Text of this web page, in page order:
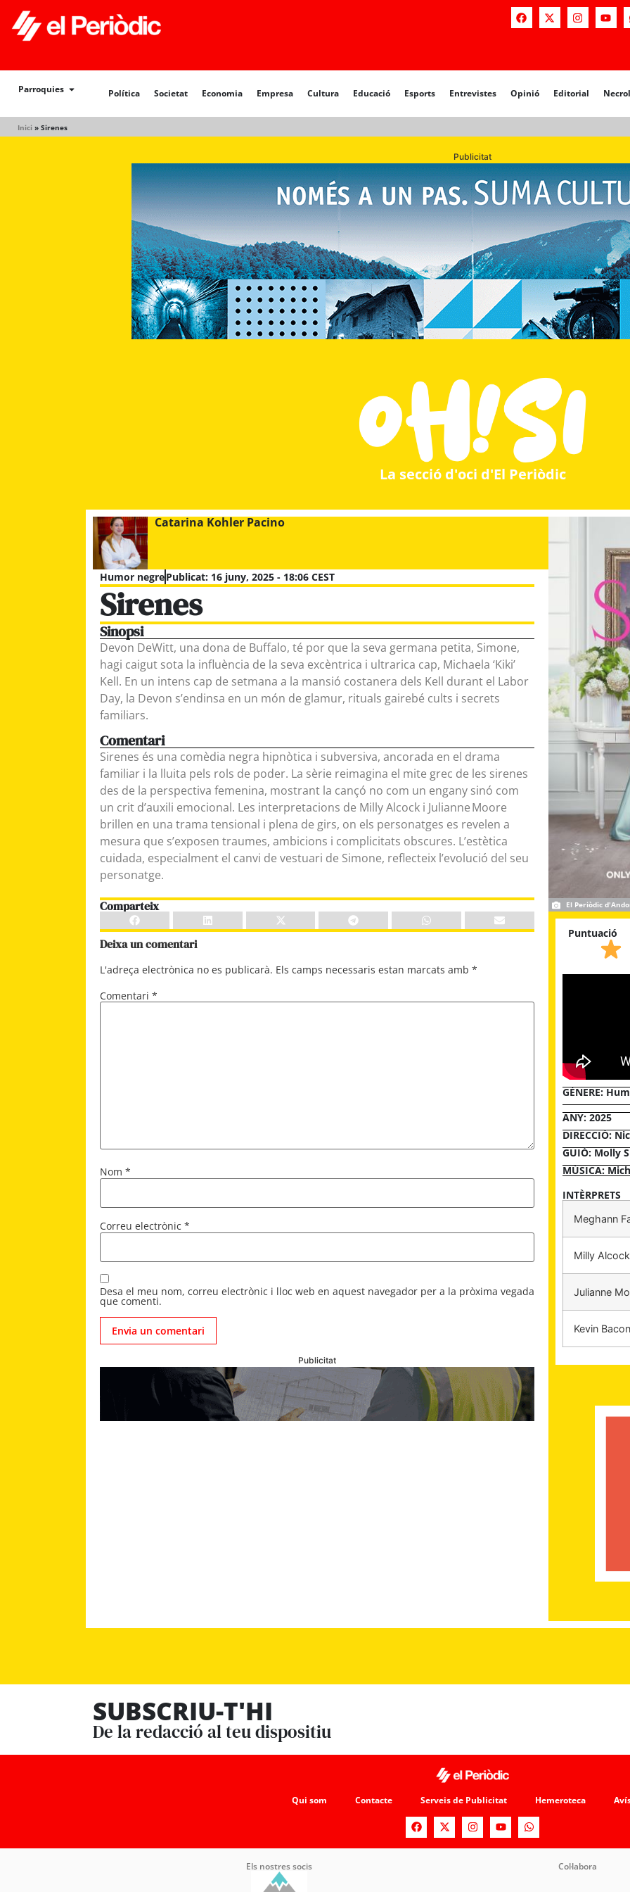
Parroquies Política Societat Economia Empresa Cultura Educació Esports Entrevistes Opinió Editorial
Inici » Sirenes
Política Societat Opinió Editorial
Publicitat
La secció d'oci d'El Periòdic
Catarina Kohler Pacino
Humor negrePublicat: 16 juny, 2025 - 18:06 CEST
Sirenes
Sinopsi
Devon DeWitt, una dona de Buffalo, té por que la seva germana petita, Simone,
hagi caigut sota la influència de la seva excèntrica i ultrarica cap, Michaela ‘Kiki’
Kell. En un intens cap de setmana a la mansió costanera dels Kell durant el Labor
Day, la Devon s’endinsa en un món de glamur, rituals gairebé cults i secrets
familiars.
Comentari
Sirenes és una comèdia negra hipnòtica i subversiva, ancorada en el drama
familiar i la lluita pels rols de poder. La sèrie reimagina el mite grec de les sirenes
des de la perspectiva femenina, mostrant la cançó no com un engany sinó com
un crit d’auxili emocional. Les interpretacions de Milly Alcock i Julianne Moore
brillen en una trama tensional i plena de girs, on els personatges es revelen a
mesura que s’exposen traumes, ambicions i complicitats obscures. L’estètica
cuidada, especialment el canvi de vestuari de Simone, reflecteix l’evolució del seu
personatge.
Comparteix
Deixa un comentari
L'adreça electrònica no es publicarà. Els camps necessaris estan marcats amb *
Comentari *
Nom *
Correu electrònic *
Desa el meu nom, correu electrònic i lloc web en aquest navegador per a la pròxima vegada
que comenti.
Publicitat
El Periòdic
Puntuació
GÈNERE:
ANY: 2025
DIRECCIÓ:
GUIÓ: Molly
MÚSICA:
INTÈRPRETS
Meghann
Milly Alcock
Julianne
Kevin Bacon
SUBSCRIU-T'HI
De la redacció al teu dispositiu
Qui som Contacte Serveis de Publicitat Hemeroteca
Els nostres socis Col·labora